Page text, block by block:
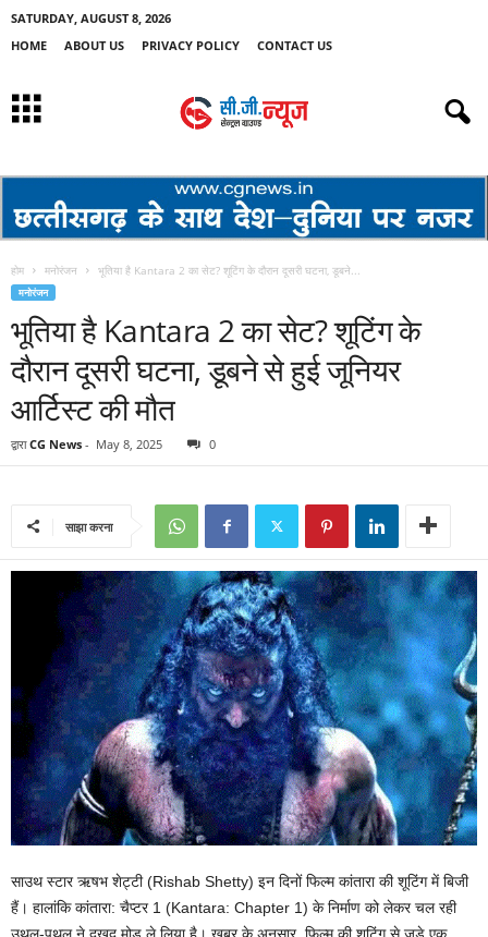
SATURDAY, AUGUST 8, 2026
HOME
ABOUT US PRIVACY POLICY CONTACT US
होम मनोरंजन भूतिया है Kantara 2 का सेट? शूटिंग के दौरान दूसरी घटना, डूबने...
मनोरंजन
भूतिया है Kantara 2 का सेट? शूटिंग के
दौरान दूसरी घटना, डूबने से हुई जूनियर
आर्टिस्ट की मौत
द्वारा CG News - May 8, 2025 0
साझा करना
साउथ स्टार ऋषभ शेट्टी (Rishab Shetty) इन दिनों फिल्म कांतारा की शूटिंग में बिजी
हैं। हालांकि कांतारा: चैप्टर 1 (Kantara: Chapter 1) के निर्माण को लेकर चल रही